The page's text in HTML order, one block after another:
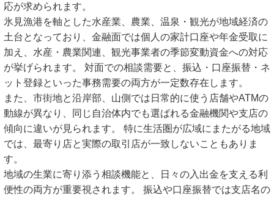
応が求められます。
氷見漁港を軸とした水産業、農業、温泉・観光が地域経済の
土台となっており、金融面では個人の家計口座や年金受取に
加え、水産・農業関連、観光事業者の季節変動資金への対応
が挙げられます。 対面での相談需要と、振込・口座振替・ネ
ット登録といった事務需要の両方が一定数存在します。
また、市街地と沿岸部、山側では日常的に使う店舗やATMの
動線が異なり、同じ自治体内でも選ばれる金融機関や支店の
傾向に違いが見られます。 特に生活圏が広域にまたがる地域
では、最寄り店と実際の取引店が一致しないこともありま
す。
地域の生業に寄り添う相談機能と、日々の入出金を支える利
便性の両方が重要視されます。 振込や口座振替では支店名の